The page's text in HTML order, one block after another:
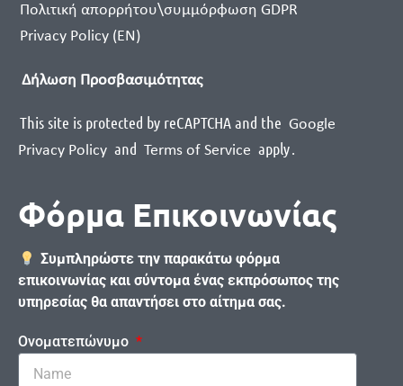
Πολιτική απορρήτου\συμμόρφωση GDPR
Privacy Policy (EN)
Δήλωση Προσβασιμότητας
This site is protected by reCAPTCHA and the Google
Privacy Policy and Terms of Service apply.
Φόρμα Επικοινωνίας
Συμπληρώστε την παρακάτω φόρμα
επικοινωνίας και σύντομα ένας εκπρόσωπος της
υπηρεσίας θα απαντήσει στο αίτημα σας.
Ονοματεπώνυμο